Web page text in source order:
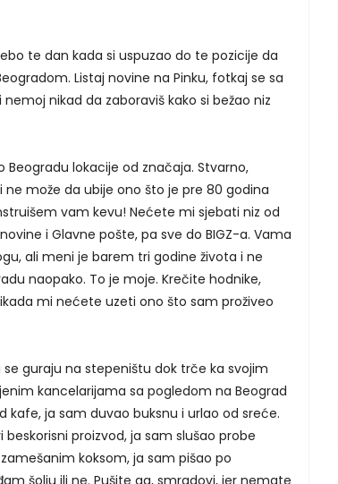
te dan kada si uspuzao do te pozicije da
Listaj novine na Pinku, fotkaj se sa
nikad da zaboraviš kako si bežao niz
lokacije od značaja. Stvarno,
može da ubije ono što je pre 80 godina
vam kevu! Nećete mi sjebati niz od
i Glavne pošte, pa sve do BIGZ-a. Vama
ali meni je barem tri godine života i ne
naopako. To je moje. Krečite hodnike,
mi nećete uzeti ono što sam proživeo
guraju na stepeništu dok trče ka svojim
kancelarijama sa pogledom na Beograd
ja sam duvao buksnu i urlao od sreće.
proizvod, ja sam slušao probe
koksom, ja sam pišao po
šolju ili ne. Pušite ga, smradovi, jer nemate